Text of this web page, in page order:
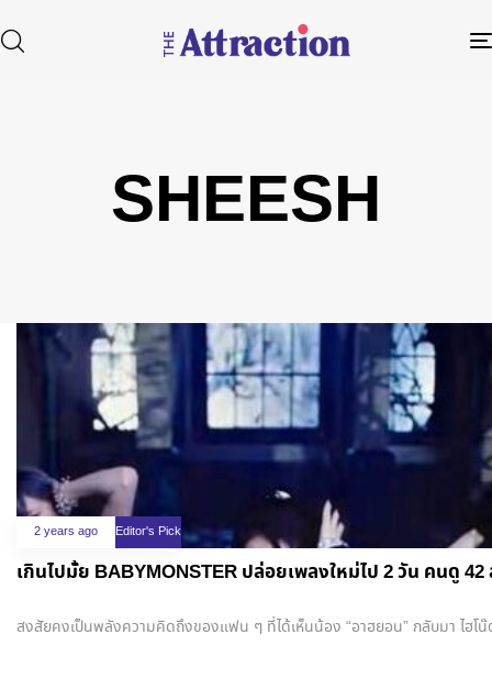
Type and hit enterSHEESH
2 years ago Editor's Pick
เกินไปมั้ย BABYMONSTER ปล่อยเพลงใหม่ไป 2 วัน คนดู
สงสัยคงเป็นพลังความคิดถึงของแฟน ๆ ที่ได้เห็นน้อง “อาฮยอน” กลับมา ไฮ